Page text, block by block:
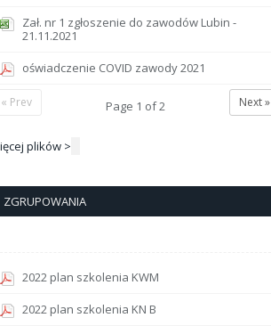
Zał. nr 1 zgłoszenie do zawodów Lubin -
21.11.2021
oświadczenie COVID zawody 2021
Next »
Page 1 of2
« Prev
plików >
ZGRUPOWANIA
2022 plan szkolenia KWM
2022 plan szkolenia KN B